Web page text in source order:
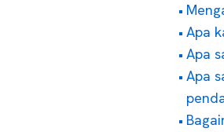
Apa
Apa
Apa